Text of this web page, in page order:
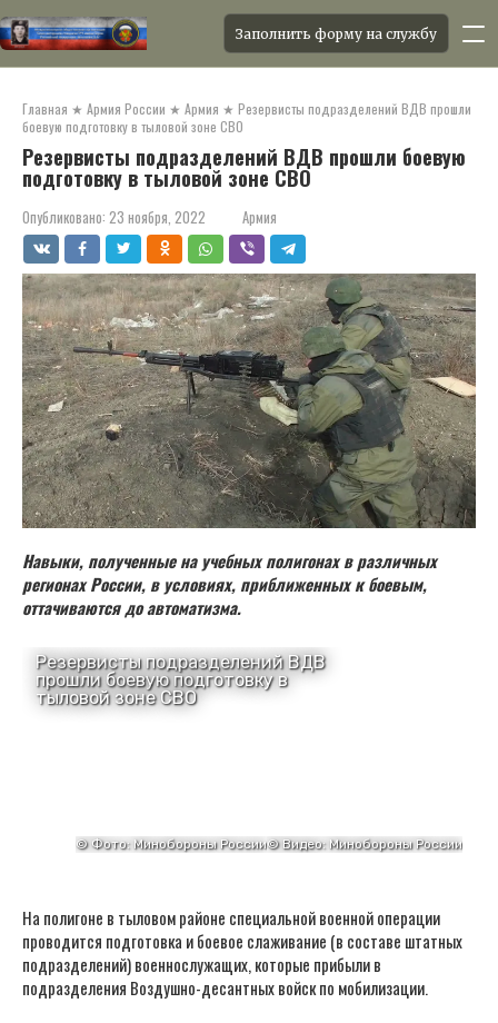
контенту
Заполнить форму на службу
Главная ★ Армия России ★ Армия ★ Резервисты подразделений ВДВ прошли
боевую подготовку в тыловой зоне СВО
Резервисты подразделений ВДВ прошли боевую
подготовку в тыловой зоне СВО
Опубликовано: 23 ноября, 2022 Армия
Навыки, полученные на учебных полигонах в различных
регионах России, в условиях, приближенных к боевым,
оттачиваются до автоматизма.
На полигоне в тыловом районе специальной военной операции
проводится подготовка и боевое слаживание (в составе штатных
подразделений) военнослужащих, которые прибыли в
подразделения Воздушно-десантных войск по мобилизации.